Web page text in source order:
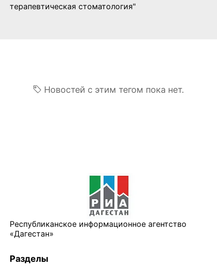
терапевтическая стоматология"
Новостей с этим тегом пока нет.
Республиканское информационное агентство
«Дагестан»
Разделы